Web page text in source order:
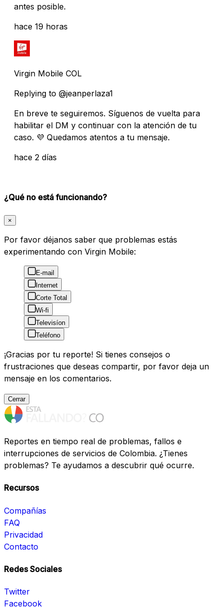
antes posible.
hace 19 horas
Virgin Mobile COL
Replying to @jeanperlaza1
En breve te seguiremos. Síguenos de vuelta para
habilitar el DM y continuar con la atención de tu
caso. 💜 Quedamos atentos a tu mensaje.
hace 2 días
¿Qué no está funcionando?
×
Por favor déjanos saber que problemas estás
experimentando con Virgin Mobile:
E-mail
Internet
Corte Total
Wi-fi
Televisíon
Teléfono
¡Gracias por tu reporte! Si tienes consejos o
frustraciones que deseas compartir, por favor deja un
mensaje en los comentarios.
Cerrar
Reportes en tiempo real de problemas, fallos e
interrupciones de servicios de Colombia. ¿Tienes
problemas? Te ayudamos a descubrir qué ocurre.
Recursos
Compañías
FAQ
Privacidad
Contacto
Redes Sociales
Twitter
Facebook